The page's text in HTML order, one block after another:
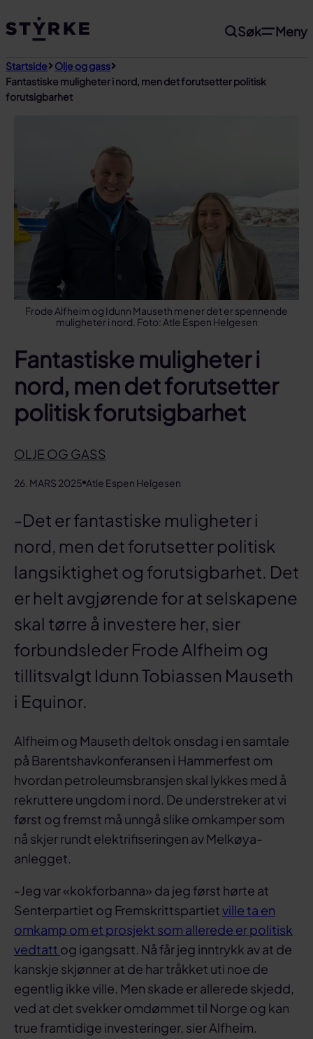
til
Søk Meny
Startside
Olje og gass
Fantastiske muligheter i nord, men det forutsetter politisk
forutsigbarhet
Frode Alfheim og Idunn Mauseth mener det er spennende
muligheter i nord. Foto: Atle Espen Helgesen
Fantastiske muligheter i
nord, men det forutsetter
politisk forutsigbarhet
OLJE OG GASS
26. MARS 2025 Atle Espen Helgesen
-Det er fantastiske muligheter i
nord, men det forutsetter politisk
langsiktighet og forutsigbarhet. Det
er helt avgjørende for at selskapene
skal tørre å investere her, sier
forbundsleder Frode Alfheim og
tillitsvalgt Idunn Tobiassen Mauseth
i Equinor.
Alfheim og Mauseth deltok onsdag i en samtale
på Barentshavkonferansen i Hammerfest om
hvordan petroleumsbransjen skal lykkes med å
rekruttere ungdom i nord. De understreker at vi
først og fremst må unngå slike omkamper som
nå skjer rundt elektrifiseringen av Melkøya-
anlegget.
-Jeg var «kokforbanna» da jeg først hørte at
Senterpartiet og Fremskrittspartietville ta en
omkamp om et prosjekt som allerede er politisk
vedtatt og igangsatt. Nå får jeg inntrykk av at de
kanskje skjønner at de har tråkket uti noe de
egentlig ikke ville. Men skade er allerede skjedd,
ved at det svekker omdømmet til Norge og kan
true framtidige investeringer, sier Alfheim.